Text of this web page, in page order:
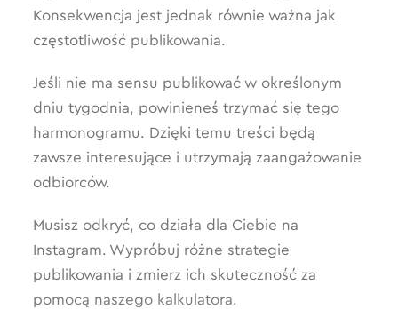
Konsekwencja jest jednak równie ważna jak
częstotliwość publikowania.
Jeśli nie ma sensu publikować w określonym
dniu tygodnia, powinieneś trzymać się tego
harmonogramu. Dzięki temu treści będą
zawsze interesujące i utrzymają zaangażowanie
odbiorców.
Musisz odkryć, co działa dla Ciebie na
Instagram. Wypróbuj różne strategie
publikowania i zmierz ich skuteczność za
pomocą naszego kalkulatora.